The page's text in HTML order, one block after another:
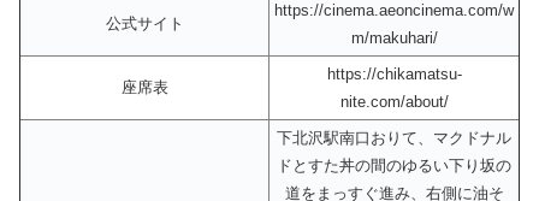
公式サイト
https://cinema.aeoncinema.com/w
m/makuhari/
座席表
https://chikamatsu-
nite.com/about/
下北沢駅南口おりて、マクドナル
ドとすた丼の間のゆるい下り坂の
道をまっすぐ進み、右側に油そ